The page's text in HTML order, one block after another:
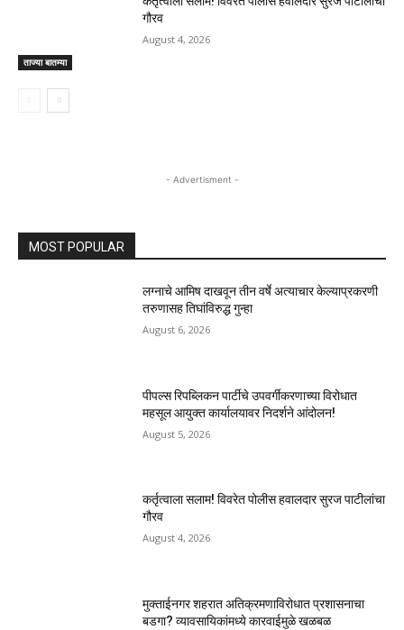
ताज्या बातम्या
गौरव
August 4, 2026
- Advertisment -
MOST POPULAR
लग्नाचे आमिष दाखवून तीन वर्षे अत्याचार केल्याप्रकरणी
तरुणासह तिघांविरुद्ध गुन्हा
August 6, 2026
पीपल्स रिपब्लिकन पार्टीचे उपवर्गीकरणाच्या विरोधात
महसूल आयुक्त कार्यालयावर निदर्शने आंदोलन!
August 5, 2026
कर्तृत्वाला सलाम! विवरेत पोलीस हवालदार सुरज पाटीलांचा
गौरव
August 4, 2026
मुक्ताईनगर शहरात अतिक्रमणाविरोधात प्रशासनाचा
बडगा? व्यावसायिकांमध्ये कारवाईमुळे खळबळ